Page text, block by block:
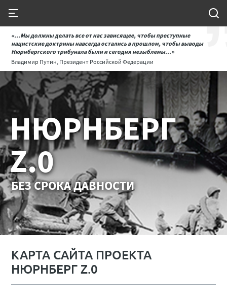
«...Мы должны делать все от нас зависящее, чтобы преступные
нацистские доктрины навсегда остались в прошлом, чтобы выводы
Нюрнбергского трибунала были и сегодня незыблемы...»
Владимир Путин, Президент Российской Федерации
НЮРНБЕРГ
Z.0
БЕЗ СРОКА ДАВНОСТИ
КАРТА САЙТА ПРОЕКТА
НЮРНБЕРГ Z.0